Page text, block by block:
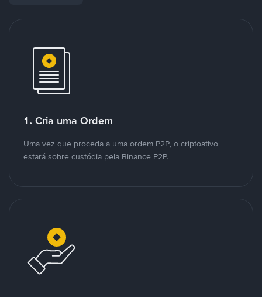
1. Cria uma Ordem
Uma vez que proceda a uma ordem P2P, o criptoativo
estará sobre custódia pela Binance P2P.